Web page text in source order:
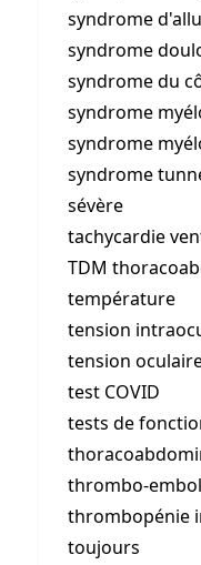
syndrome
syndrome
syndrome du
syndrome
syndrome
syndrome
sévère
tachycardie
TDM
température
tension
tension
test COVID
tests de
thrombo-
thrombopénie
toujours